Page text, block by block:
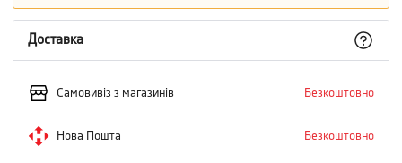
Доставка
Самовивіз з магазинів Безкоштовно
Нова Пошта Безкоштовно